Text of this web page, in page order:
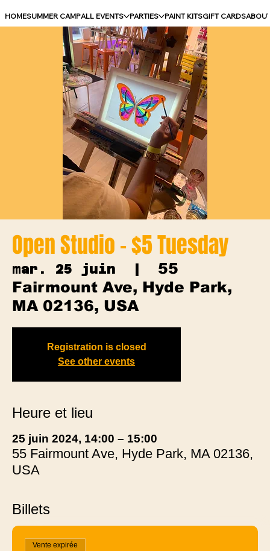
HOMESUMMER CAMPALL EVENTS PARTIES PAINT KITSGIFT CARDS
Open Studio - $5 Tuesday
mar. 25 juin
  |
55
Fairmount Ave, Hyde Park,
MA 02136, USA
Registration is closed
See other events
Heure et lieu
25 juin 2024, 14:00 – 15:00
55 Fairmount Ave, Hyde Park, MA 02136,
USA
Billets
Vente expirée